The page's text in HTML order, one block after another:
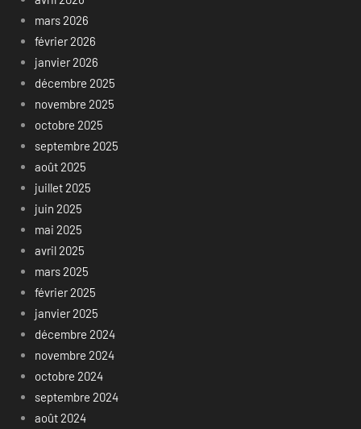
mars 2026
février 2026
janvier 2026
décembre 2025
novembre 2025
octobre 2025
septembre 2025
août 2025
juillet 2025
juin 2025
mai 2025
avril 2025
mars 2025
février 2025
janvier 2025
décembre 2024
novembre 2024
octobre 2024
septembre 2024
août 2024